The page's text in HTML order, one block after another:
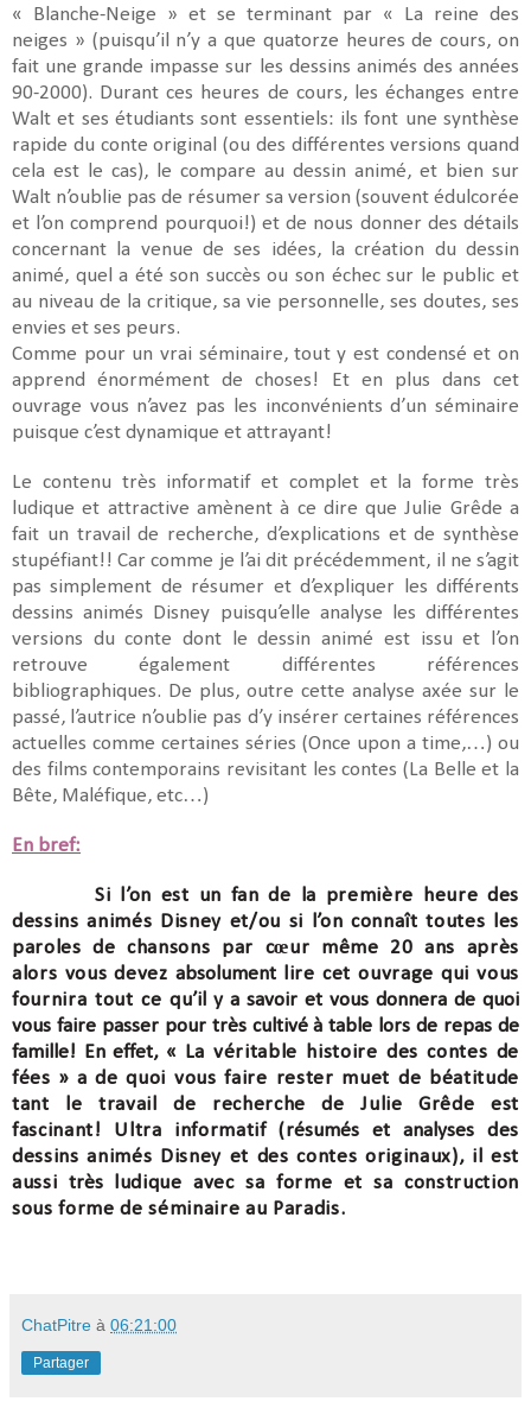
« Blanche-Neige » et se terminant par « La reine des
neiges » (puisqu’il n’y a que quatorze heures de cours, on
fait une grande impasse sur les dessins animés des années
90-2000). Durant ces heures de cours, les échanges entre
Walt et ses étudiants sont essentiels: ils font une synthèse
rapide du conte original (ou des différentes versions quand
cela est le cas), le compare au dessin animé, et bien sur
Walt n’oublie pas de résumer sa version (souvent édulcorée
et l’on comprend pourquoi!) et de nous donner des détails
concernant la venue de ses idées, la création du dessin
animé, quel a été son succès ou son échec sur le public et
au niveau de la critique, sa vie personnelle, ses doutes, ses
envies et ses peurs.
Comme pour un vrai séminaire, tout y est condensé et on
apprend énormément de choses! Et en plus dans cet
ouvrage vous n’avez pas les inconvénients d’un séminaire
puisque c’est dynamique et attrayant!
Le contenu très informatif et complet et la forme très
ludique et attractive amènent à ce dire que Julie Grêde a
fait un travail de recherche, d’explications et de synthèse
stupéfiant!! Car comme je l’ai dit précédemment, il ne s’agit
pas simplement de résumer et d’expliquer les différents
dessins animés Disney puisqu’elle analyse les différentes
versions du conte dont le dessin animé est issu et l’on
retrouve également différentes références
bibliographiques. De plus, outre cette analyse axée sur le
passé, l’autrice n’oublie pas d’y insérer certaines références
actuelles comme certaines séries (Once upon a time,…) ou
des films contemporains revisitant les contes (La Belle et la
Bête, Maléfique, etc…)
En bref:
Si l’on est un fan de la première heure des
dessins animés Disney et/ou si l’on connaît toutes les
paroles de chansons par cœur même 20 ans après
alors vous devez absolumentlire cet ouvrage qui vous
fournira tout ce qu’il y a savoir et vous donnera de quoi
vous faire passer pour très cultivé à table lors de repas de
famille! En effet, « La véritable histoire des contes de
fées »a de quoi vous faire rester muet de béatitude
tant le travail de recherche de Julie Grêde est
fascinant! Ultra informatif (résumés etanalyses des
dessins animés Disney et des contes originaux), il est
aussi trèsludique avec sa forme et sa construction
sous forme de séminaire au Paradis.
ChatPitre à 06:21:00
Partager